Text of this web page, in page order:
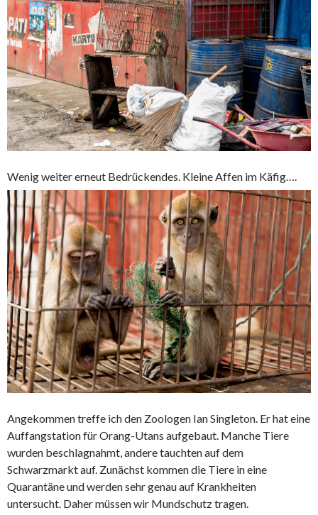
Wenig weiter erneut Bedrückendes. Kleine Affen im Käfig….
Angekommen treffe ich den Zoologen Ian Singleton. Er hat eine
Auffangstation für Orang-Utans aufgebaut. Manche Tiere
wurden beschlagnahmt, andere tauchten auf dem
Schwarzmarkt auf. Zunächst kommen die Tiere in eine
Quarantäne und werden sehr genau auf Krankheiten
untersucht. Daher müssen wir Mundschutz tragen.